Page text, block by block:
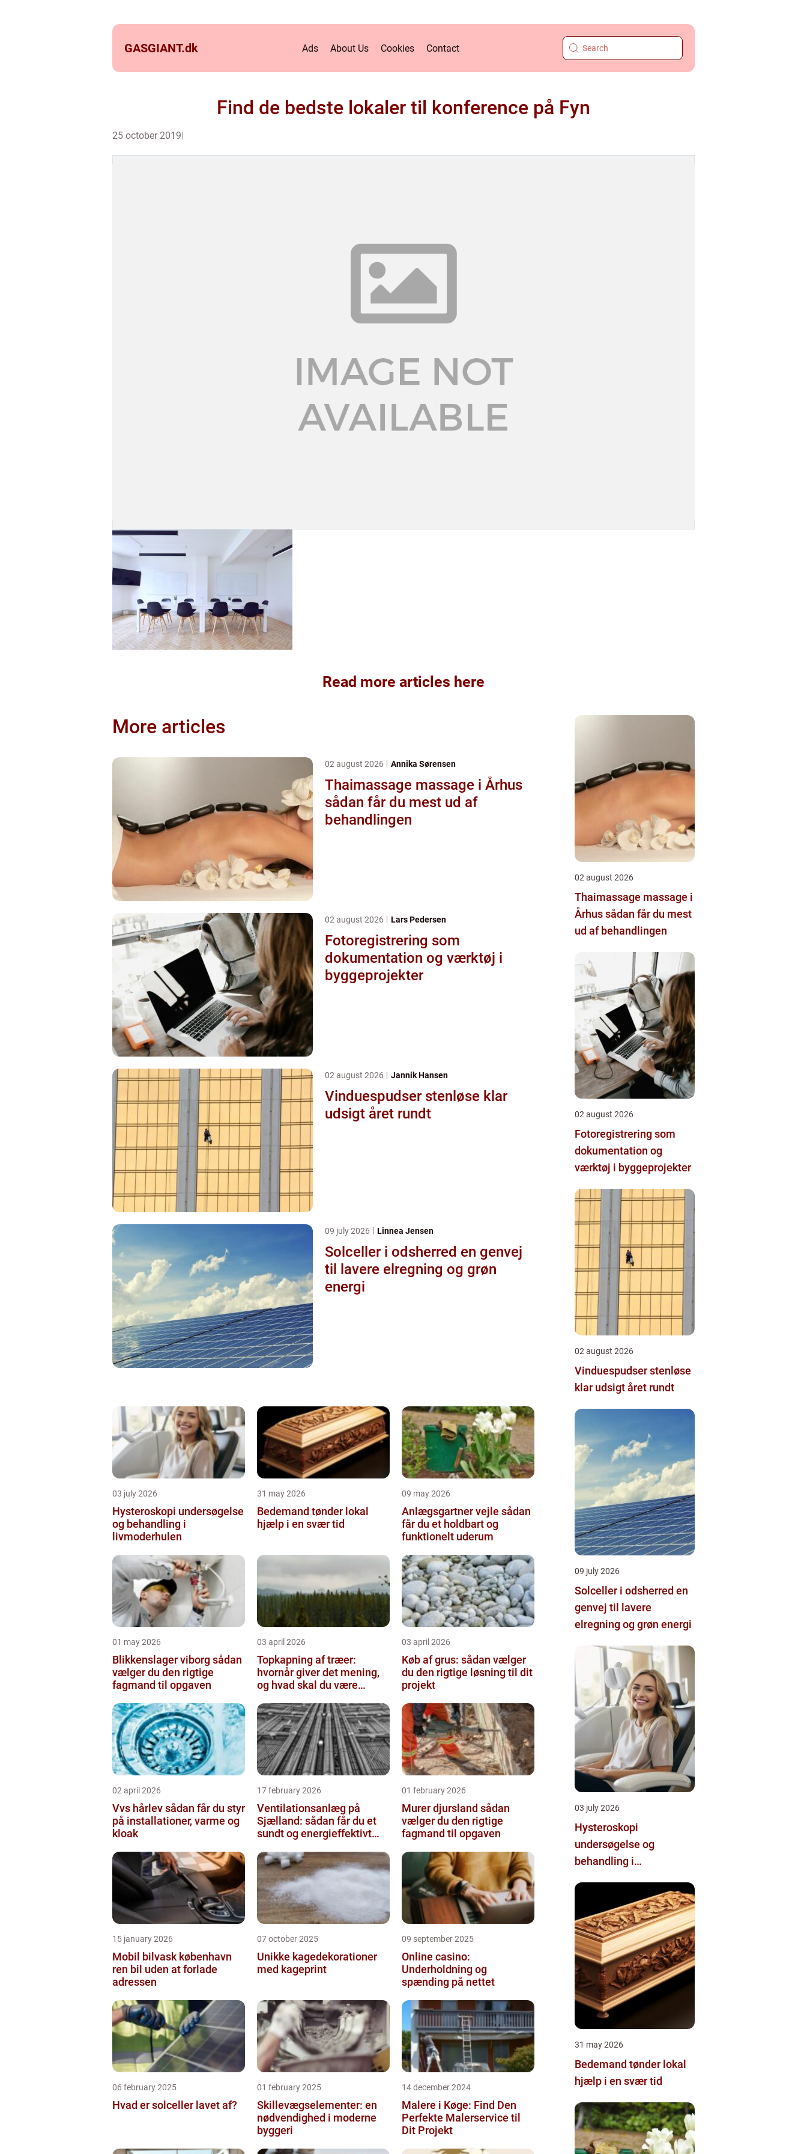
GASGIANT.dk Ads About Us Cookies Contact
Find de bedste lokaler til konference på Fyn
25 october 2019
Read more articles here
More articles
02 august 2026 Annika Sørensen
Thaimassage massage i Århus
sådan får du mest ud af
behandlingen
02 august 2026 Lars Pedersen
Fotoregistrering som
dokumentation og værktøj i
byggeprojekter
02 august 2026 Jannik Hansen
Vinduespudser stenløse klar
udsigt året rundt
09 july 2026 Linnea Jensen
Solceller i odsherred en genvej
til lavere elregning og grøn
energi
03 july 2026
Hysteroskopi undersøgelse
og behandling i
livmoderhulen
31 may 2026
Bedemand tønder lokal
hjælp i en svær tid
09 may 2026
Anlægsgartner vejle sådan
får du et holdbart og
funktionelt uderum
01 may 2026
Blikkenslager viborg sådan
vælger du den rigtige
fagmand til opgaven
03 april 2026
Topkapning af træer:
hvornår giver det mening,
og hvad skal du være
03 april 2026
Køb af grus: sådan vælger
du den rigtige løsning til dit
projekt
02 april 2026
Vvs hårlev sådan får du styr
på installationer, varme og
kloak
17 february 2026
Ventilationsanlæg på
Sjælland: sådan får du et
sundt og energieffektivt
01 february 2026
Murer djursland sådan
vælger du den rigtige
fagmand til opgaven
15 january 2026
Mobil bilvask københavn
ren bil uden at forlade
adressen
07 october 2025
Unikke kagedekorationer
med kageprint
09 september 2025
Online casino:
Underholdning og
spænding på nettet
06 february 2025
Hvad er solceller lavet af?
01 february 2025
Skillevægselementer: en
nødvendighed i moderne
byggeri
14 december 2024
Malere i Køge: Find Den
Perfekte Malerservice til
Dit Projekt
02 august 2026
Thaimassage massage i
Århus sådan får du mest
ud af behandlingen
02 august 2026
Fotoregistrering som
dokumentation og
værktøj i byggeprojekter
02 august 2026
Vinduespudser stenløse
klar udsigt året rundt
09 july 2026
Solceller i odsherred en
genvej til lavere
elregning og grøn energi
03 july 2026
Hysteroskopi
undersøgelse og
behandling i
31 may 2026
Bedemand tønder lokal
hjælp i en svær tid